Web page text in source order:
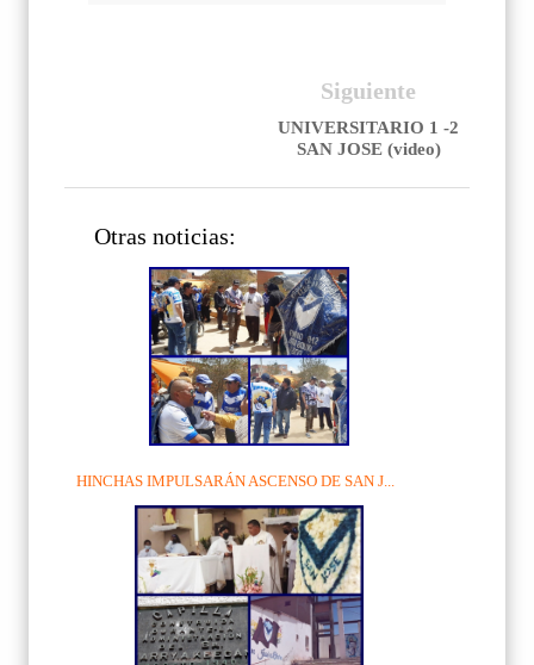
Siguiente
UNIVERSITARIO 1 -2
SAN JOSE (video)
Otras noticias:
HINCHAS IMPULSARÁN ASCENSO DE SAN J...